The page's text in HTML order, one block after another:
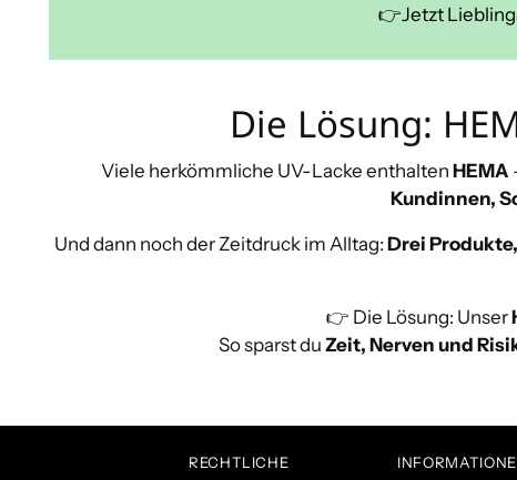
👉Jetzt
Die Lösung:
Viele herkömmliche UV-Lacke enthalten HEMA
Kundinnen,
Und dann noch der Zeitdruck im Alltag: Drei
👉 Die Lösung: Unser
So sparst du Zeit, Nerven und
RECHTLICHE